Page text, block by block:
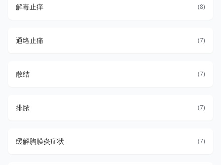
解毒止痒 (8)
通络止痛 (7)
散结 (7)
排脓 (7)
缓解胸膜炎症状 (7)